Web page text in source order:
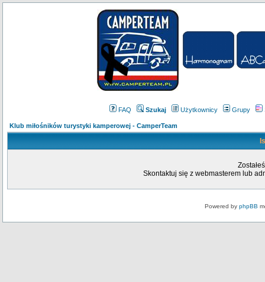
FAQ Szukaj Użytkownicy Grupy
Klub miłośników turystyki kamperowej - CamperTeam
Skontaktuj się z webmasterem lub
Powered by phpBB